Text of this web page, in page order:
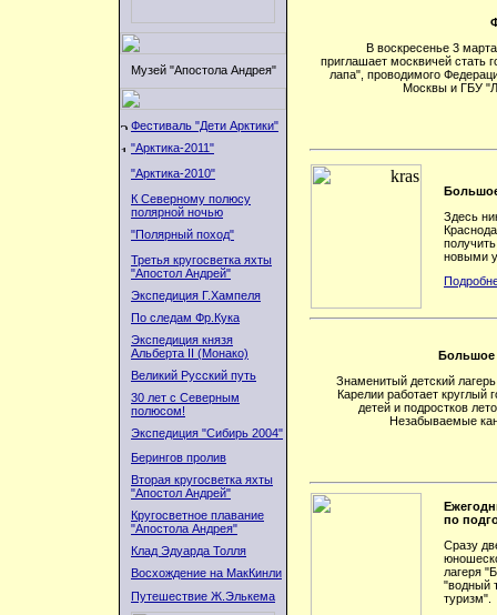
Музей "Апостола Андрея"
Фестиваль "Дети Арктики"
"Арктика-2011"
"Арктика-2010"
К Северному полюсу
полярной ночью
"Полярный поход"
Третья кругосветка яхты
"Апостол Андрей"
Экспедиция Г.Хампеля
По следам Фр.Кука
Экспедиция князя
Альберта II (Монако)
Великий Русский путь
30 лет с Северным
полюсом!
Экспедиция "Сибирь 2004"
Берингов пролив
Вторая кругосветка яхты
"Апостол Андрей"
Кругосветное плавание
"Апостола Андрея"
Клад Эдуарда Толля
Восхождение на МакКинли
Путешествие Ж.Элькема
В воскресенье 3
приглашает москвичей стать
лапа", проводимого
Москвы и ГБУ
Здесь
новыми
Большое
Знаменитый детский
Карелии работает круглый
детей и подростков
Незабываемые
по
Сразу
лагеря
"водный
туризм".